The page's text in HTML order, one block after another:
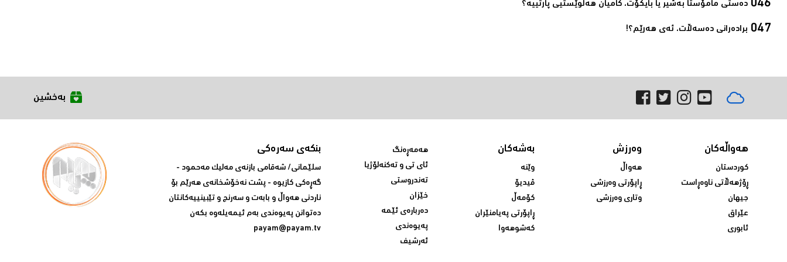
ده‌ستی مامۆستا به‌شیر یا بایكۆت، كامیان هه‌ڵوێستیی پارتییه‌؟‌
برادەرانی دەسەڵات، ئەی ھەرێم؟!‌
بەخشین
هەواڵەکان
کوردستان
ڕۆژهەڵاتی ناوەڕاست
جیهان
عێراق
ئابوری
وەرزش
هەواڵ
ڕاپۆرتی وەرزشی
وتاری وەرزشی
بەشەکان
وێنە
ڤیدیۆ
کۆمەڵ
ڕاپۆرتی پەیامنێران
کەشوهەوا
هەمەڕەنگ
ئای تی و تەکنەلۆژیا
تەندروستی
خێزان
دەربارەی ئێمە
پەیوەندی
ئەرشیف
بنکەی سەرەکی
سلێمانی/ شه‌قامی بازنه‌ی مه‌لیک مه‌حمود -
گه‌ڕه‌کی کازیوه‌ - پشت نه‌خۆشخانه‌ی‌ هه‌رێم بۆ
ناردنی‌ هه‌واڵ و بابه‌ت و سه‌رنج و تێبینییه‌كانتان
ده‌توانن په‌یوه‌ندی‌ به‌م ئیمه‌یله‌وه‌ بكه‌ن
payam@payam.tv